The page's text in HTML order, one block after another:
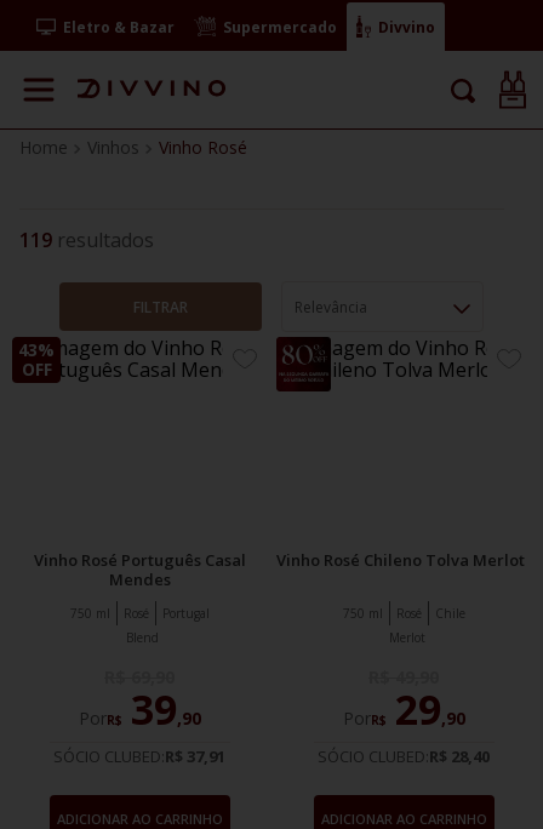
Eletro & Bazar Supermercado Divvino
Vinhos Vinho Rosé
119
FILTRAR Relevância
43%
OFF
ADICIONE
FAVORITOS
Vinho Rosé Português Casal
Mendes
Rosé Portugal
750 ml
Blend
PorR$ 39,90
SÓCIO CLUBED:R$ 37,91
ADICIONAR AO CARRINHO
40%
OFF
Vinho Rosé Chileno Tolva Merlot
Rosé Chile
750 ml
Merlot
PorR$ 29,90
SÓCIO CLUBED:R$ 28,40
ADICIONAR AO CARRINHO